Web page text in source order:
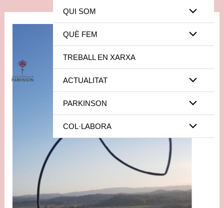
QUI SOM Alternar
menú
QUÈ FEM Alternar
TREBALL EN XARXA
ACTUALITAT Alternar
menú
PARKINSON Alternar
menú
COL·LABORA Alternar